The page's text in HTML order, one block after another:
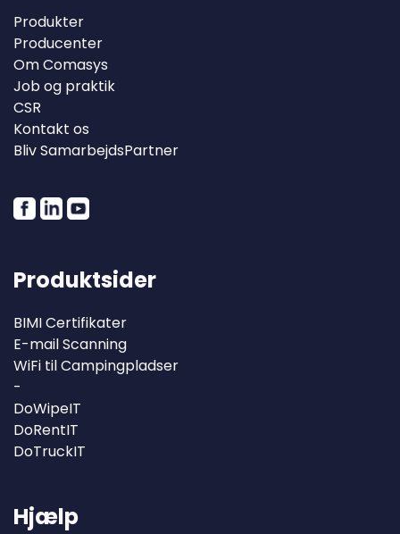
Produkter
Producenter
Om Comasys
Job og praktik
CSR
Kontakt os
Bliv SamarbejdsPartner
Produktsider
BIMI Certifikater
E-mail Scanning
WiFi til Campingpladser
-
DoWipeIT
DoRentIT
DoTruckIT
Hjælp